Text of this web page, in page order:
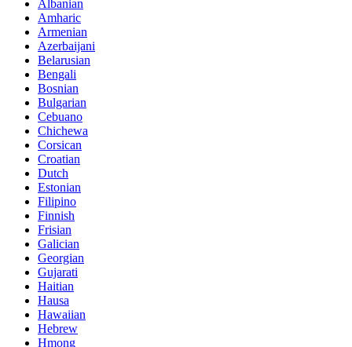
Albanian
Amharic
Armenian
Azerbaijani
Belarusian
Bengali
Bosnian
Bulgarian
Cebuano
Chichewa
Corsican
Croatian
Dutch
Estonian
Filipino
Finnish
Frisian
Galician
Georgian
Gujarati
Haitian
Hausa
Hawaiian
Hebrew
Hmong